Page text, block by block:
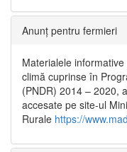
Anunț pentru fermieri
Materialele
climă cuprinse în
(PNDR) 2014 – 2020,
accesate pe site-ul
Rurale https://